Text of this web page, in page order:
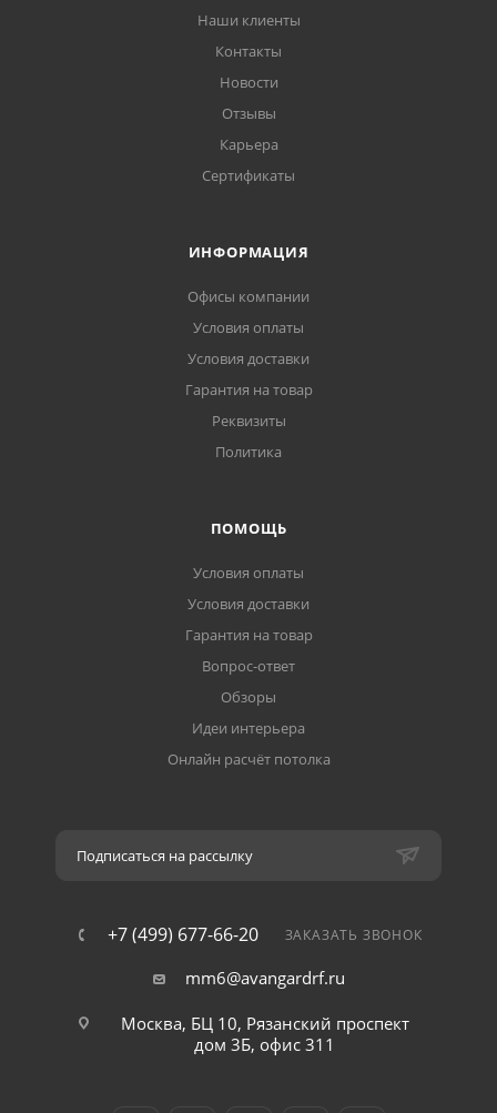
Наши клиенты
Контакты
Новости
Отзывы
Карьера
Сертификаты
ИНФОРМАЦИЯ
Офисы компании
Условия оплаты
Условия доставки
Гарантия на товар
Реквизиты
Политика
ПОМОЩЬ
Условия оплаты
Условия доставки
Гарантия на товар
Вопрос-ответ
Обзоры
Идеи интерьера
Онлайн расчёт потолка
Подписаться на рассылку
+7 (499) 677-66-20 ЗАКАЗАТЬ ЗВОНОК
mm6@avangardrf.ru
Москва, БЦ 10, Рязанский проспект
дом 3Б, офис 311